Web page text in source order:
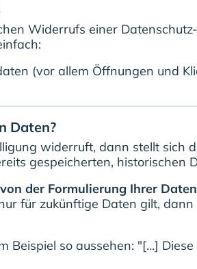
Widerrufs einer
(vor allem Öffnungen und
Daten?
widerruft, dann stellt sich
gespeicherten, historischen
der Formulierung Ihrer
für zukünftige Daten gilt,
Beispiel so aussehen: "[…]